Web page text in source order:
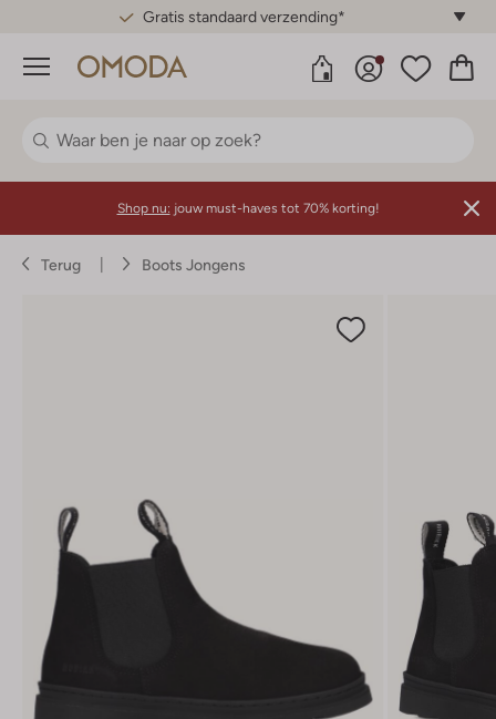
Gratis standaard verzending*
Menu
Shop nu: jouw must-haves tot 70% korting!
Terug Boots Jongens